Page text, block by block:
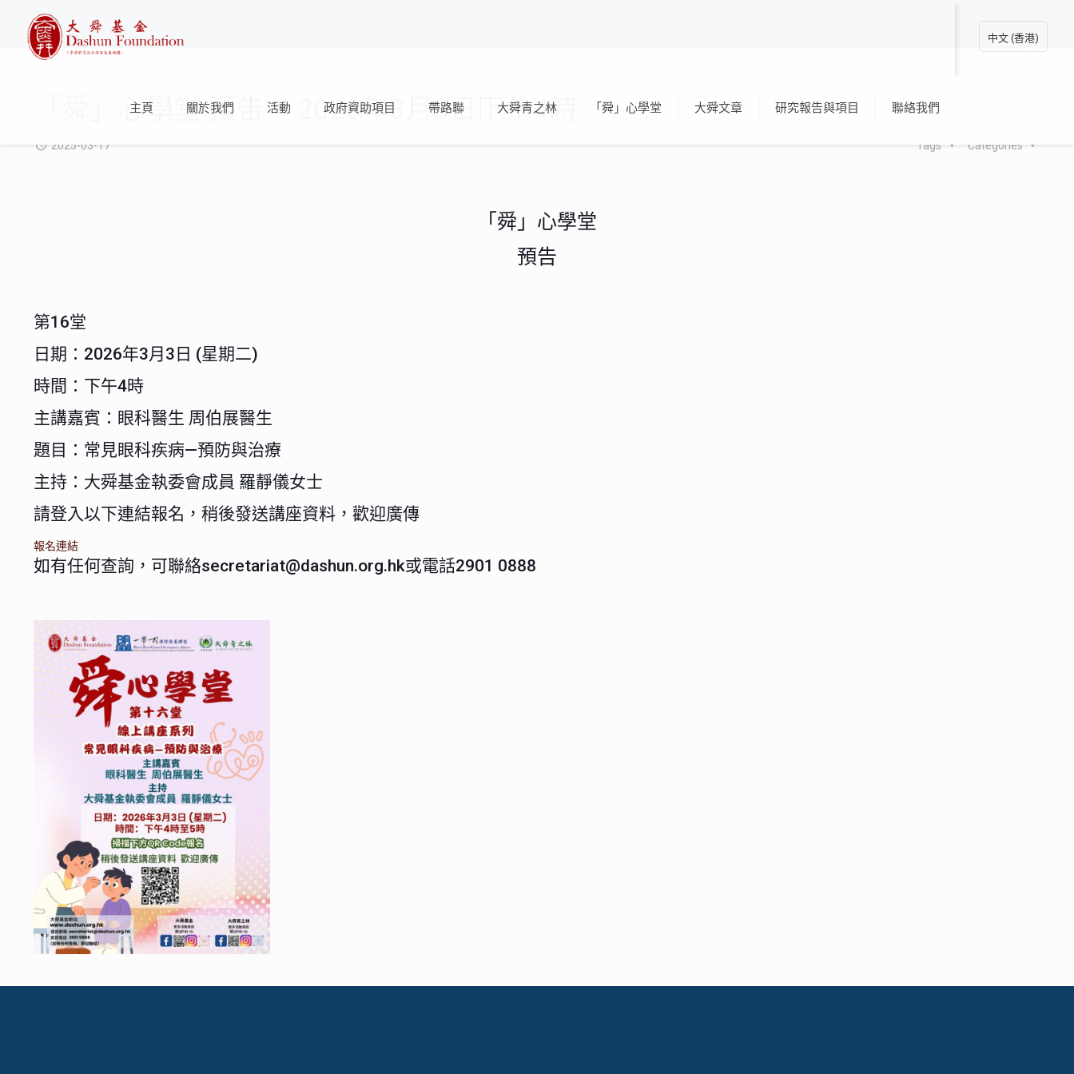
主頁 關於我們 活動 政府資助項目 帶路聯 大舜青之林 「舜」心學堂 大舜文章 研究報告與項目 聯絡我們
中文 (香港)
「舜」心學堂 預告 – 2026年3月3日下午4時
2025-03-17 Categories
Tags
「舜」心學堂
預告
第16堂
日期：2026年3月3日 (星期二)
時間：下午4時
主講嘉賓：眼科醫生 周伯展醫生
題目：常見眼科疾病—預防與治療
主持：大舜基金執委會成員 羅靜儀女士
請登入以下連結報名，稍後發送講座資料，歡迎廣傳
報名連結
如有任何查詢，可聯絡secretariat@dashun.org.hk或電話2901 0888